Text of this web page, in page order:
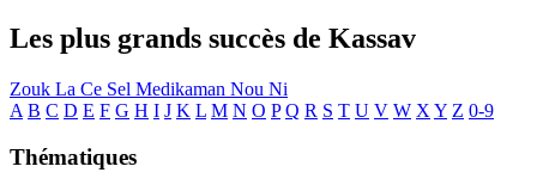
Les plus grands succès de Kassav
Zouk La Ce Sel Medikaman Nou Ni
A B C D E F G H I J K L M N O P Q R S T U V W X Y Z 0-9
Thématiques